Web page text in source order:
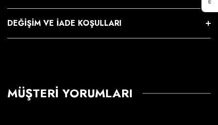
DEĞIŞIM VE İADE KOŞULLARI
MÜŞTERI YORUMLARI